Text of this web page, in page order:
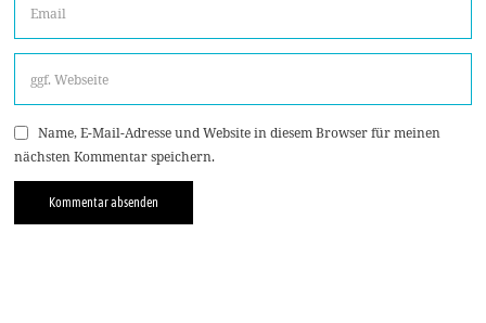
Name, E-Mail-Adresse und Website in diesem Browser für meinen
nächsten Kommentar speichern.